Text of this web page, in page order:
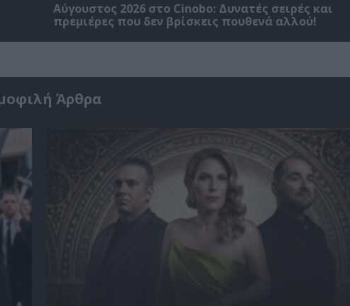
Αύγουστος 2026 στο Cinobo: Δυνατές σειρές και
πρεμιέρες που δεν βρίσκεις πουθενά αλλού!
Άρθρα